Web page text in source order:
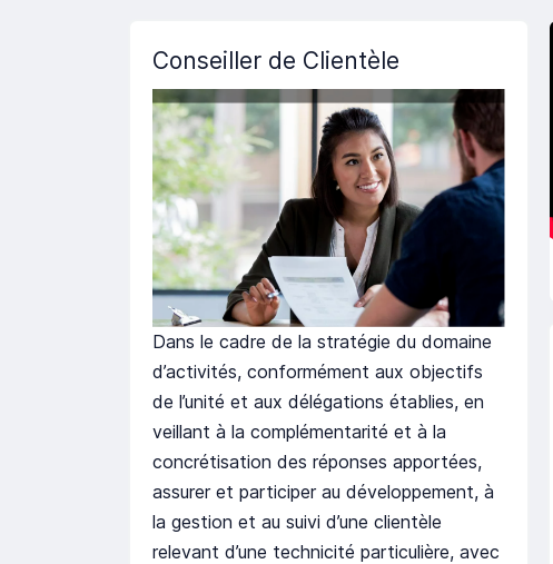
Conseiller de Clientèle
Dans le cadre de la stratégie du domaine
d’activités, conformément aux objectifs
de l’unité et aux délégations établies, en
veillant à la complémentarité et à la
concrétisation des réponses apportées,
assurer et participer au développement, à
la gestion et au suivi d’une clientèle
relevant d’une technicité particulière, avec